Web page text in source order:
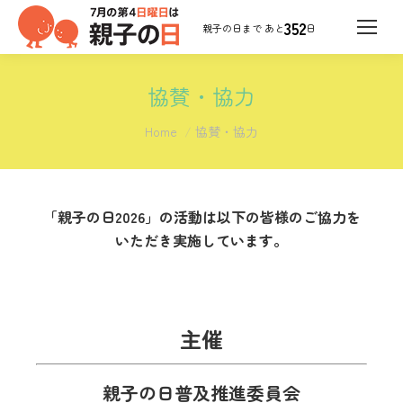
352日
協賛・協力
You are here:
Home 協賛・協力
「親子の日2026」の活動は以下の皆様のご協力を
いただき実施しています。
主催
親子の日普及推進委員会